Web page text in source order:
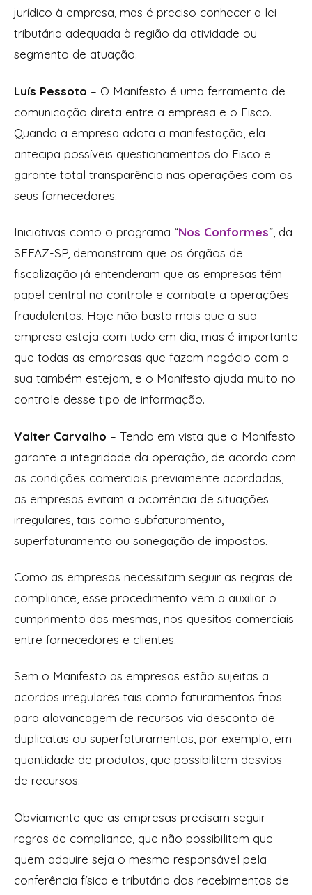
jurídico à empresa, mas é preciso conhecer a lei
tributária adequada à região da atividade ou
segmento de atuação.
Luís Pessoto – O Manifesto é uma ferramenta de
comunicação direta entre a empresa e o Fisco.
Quando a empresa adota a manifestação, ela
antecipa possíveis questionamentos do Fisco e
garante total transparência nas operações com os
seus fornecedores.
Iniciativas como o programa “Nos Conformes”, da
SEFAZ-SP, demonstram que os órgãos de
fiscalização já entenderam que as empresas têm
papel central no controle e combate a operações
fraudulentas. Hoje não basta mais que a sua
empresa esteja com tudo em dia, mas é importante
que todas as empresas que fazem negócio com a
sua também estejam, e o Manifesto ajuda muito no
controle desse tipo de informação.
Valter Carvalho – Tendo em vista que o Manifesto
garante a integridade da operação, de acordo com
as condições comerciais previamente acordadas,
as empresas evitam a ocorrência de situações
irregulares, tais como subfaturamento,
superfaturamento ou sonegação de impostos.
Como as empresas necessitam seguir as regras de
compliance, esse procedimento vem a auxiliar o
cumprimento das mesmas, nos quesitos comerciais
entre fornecedores e clientes.
Sem o Manifesto as empresas estão sujeitas a
acordos irregulares tais como faturamentos frios
para alavancagem de recursos via desconto de
duplicatas ou superfaturamentos, por exemplo, em
quantidade de produtos, que possibilitem desvios
de recursos.
Obviamente que as empresas precisam seguir
regras de compliance, que não possibilitem que
quem adquire seja o mesmo responsável pela
conferência física e tributária dos recebimentos de